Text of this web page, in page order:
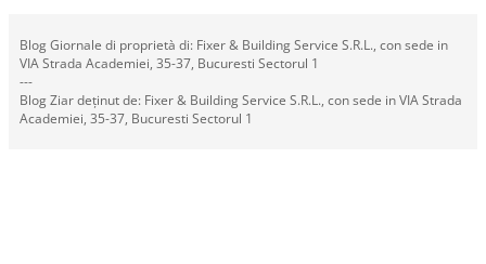
Blog Giornale di proprietà di: Fixer & Building Service S.R.L., con sede in
VIA Strada Academiei, 35-37, Bucuresti Sectorul 1
---
Blog Ziar deținut de: Fixer & Building Service S.R.L., con sede in VIA Strada
Academiei, 35-37, Bucuresti Sectorul 1